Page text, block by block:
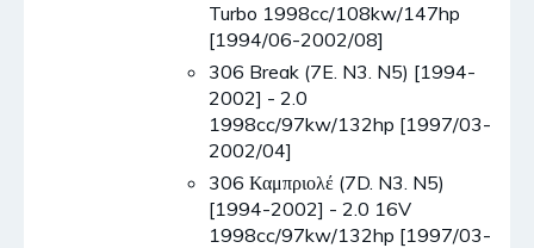
Turbo 1998cc/108kw/147hp
[1994/06-2002/08]
306 Break (7E. N3. N5) [1994-
2002] - 2.0
1998cc/97kw/132hp [1997/03-
2002/04]
306 Καμπριολέ (7D. N3. N5)
[1994-2002] - 2.0 16V
1998cc/97kw/132hp [1997/03-